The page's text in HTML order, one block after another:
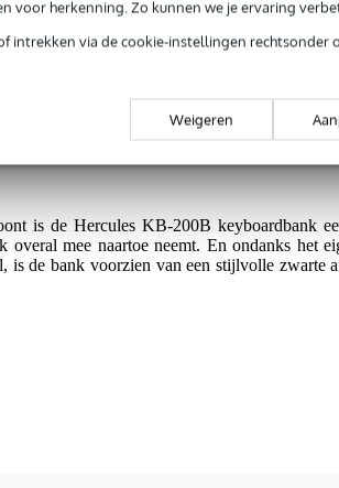
voor herkenning. Zo kunnen we je ervaring
intrekken via de cookie-instellingen rechtsonder
Weigeren
houding op het aangenaam zachte
De KB-200B is namelijk in hoogte
heeft u nog de gelegenheid om 8 cm naar
is de Hercules KB-200B keyboardbank
mee naartoe neemt. En ondanks het
de bank voorzien van een stijlvolle zwarte